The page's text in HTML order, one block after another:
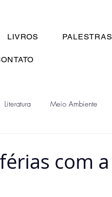
LIVROS PALESTRAS
Literatura Meio Ambiente
com a